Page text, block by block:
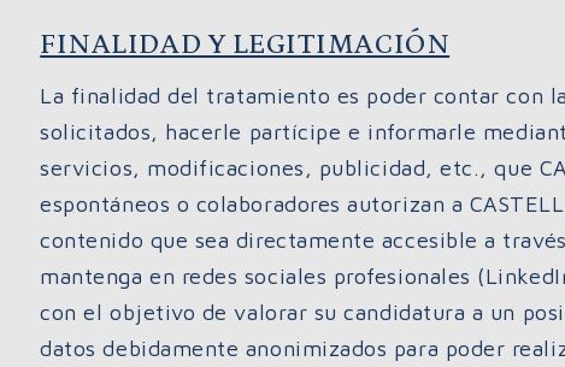
FINALIDAD Y LEGITIMACIÓN
La finalidad del tratamiento es poder contar con
solicitados, hacerle partícipe e informarle
servicios, modificaciones, publicidad, etc., que
espontáneos o colaboradores autorizan a
contenido que sea directamente accesible a
mantenga en redes sociales profesionales
con el objetivo de valorar su candidatura a un
datos debidamente anonimizados para poder